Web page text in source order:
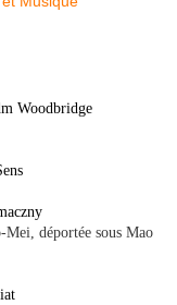
Woodbridge
déportée sous Mao